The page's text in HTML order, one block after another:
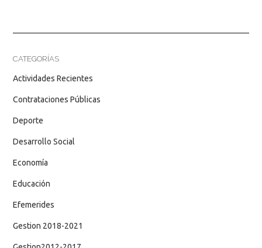
CATEGORÍAS
Actividades Recientes
Contrataciones Públicas
Deporte
Desarrollo Social
Economía
Educación
Efemerides
Gestion 2018-2021